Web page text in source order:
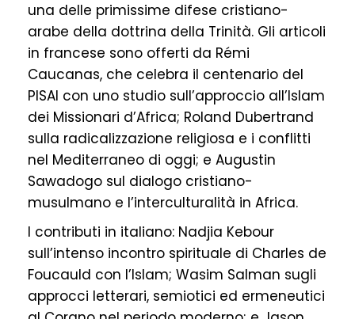
una delle primissime difese cristiano-
arabe della dottrina della Trinità. Gli articoli
in francese sono offerti da Rémi
Caucanas, che celebra il centenario del
PISAI con uno studio sull’approccio all’Islam
dei Missionari d’Africa; Roland Dubertrand
sulla radicalizzazione religiosa e i conflitti
nel Mediterraneo di oggi; e Augustin
Sawadogo sul dialogo cristiano-
musulmano e l’interculturalità in Africa.
I contributi in italiano: Nadjia Kebour
sull’intenso incontro spirituale di Charles de
Foucauld con l’Islam; Wasim Salman sugli
approcci letterari, semiotici ed ermeneutici